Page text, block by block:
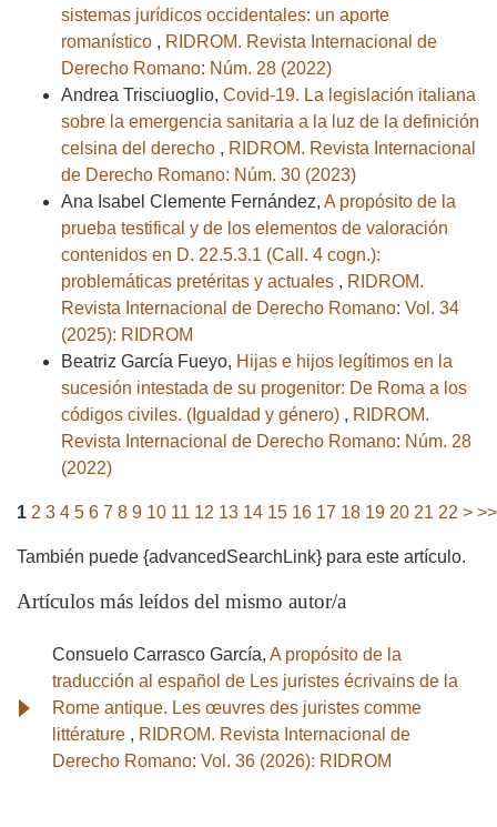
sistemas jurídicos occidentales: un aporte
romanístico , RIDROM. Revista Internacional de
Derecho Romano: Núm. 28 (2022)
Andrea Trisciuoglio, Covid-19. La legislación italiana
sobre la emergencia sanitaria a la luz de la definición
celsina del derecho , RIDROM. Revista Internacional
de Derecho Romano: Núm. 30 (2023)
Ana Isabel Clemente Fernández, A propósito de la
prueba testifical y de los elementos de valoración
contenidos en D. 22.5.3.1 (Call. 4 cogn.):
problemáticas pretéritas y actuales , RIDROM.
Revista Internacional de Derecho Romano: Vol. 34
(2025): RIDROM
Beatriz García Fueyo, Hijas e hijos legítimos en la
sucesión intestada de su progenitor: De Roma a los
códigos civiles. (Igualdad y género) , RIDROM.
Revista Internacional de Derecho Romano: Núm. 28
(2022)
1 2 3 4 5 6 7 8 9 10 11 12 13 14 15 16 17 18 19 20 21 22 > >>
También puede {advancedSearchLink} para este artículo.
Artículos más leídos del mismo autor/a
Consuelo Carrasco García, A propósito de la
traducción al español de Les juristes écrivains de la
Rome antique. Les œuvres des juristes comme
littérature , RIDROM. Revista Internacional de
Derecho Romano: Vol. 36 (2026): RIDROM